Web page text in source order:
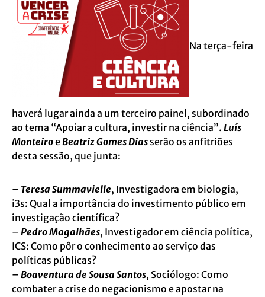
Na terça-feira
haverá lugar ainda a um terceiro painel, subordinado
ao tema “Apoiar a cultura, investir na ciência”. Luís
MonteiroeBeatriz Gomes Dias serão os anfitriões
desta sessão, que junta:
– Teresa Summavielle, Investigadora em biologia,
i3s: Qual a importância do investimento público em
investigação científica?
– Pedro Magalhães, Investigador em ciência política,
ICS: Como pôr o conhecimento ao serviço das
políticas públicas?
– Boaventura de Sousa Santos, Sociólogo: Como
combater a crise do negacionismo e apostar na